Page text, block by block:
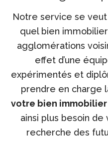
Notre service se
quel bien
agglomérations
effet d’une
expérimentés et
prendre en charge
votre bien immobilier
ainsi plus besoin
recherche des